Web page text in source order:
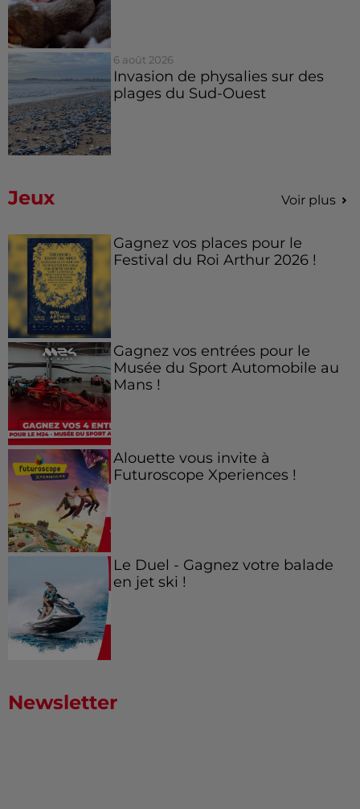
6 août 2026
Invasion de physalies sur des
plages du Sud-Ouest
Jeux Voir plus
Gagnez vos places pour le
Festival du Roi Arthur 2026 !
Gagnez vos entrées pour le
Musée du Sport Automobile au
Mans !
Alouette vous invite à
Futuroscope Xperiences !
Le Duel - Gagnez votre balade
en jet ski !
Newsletter